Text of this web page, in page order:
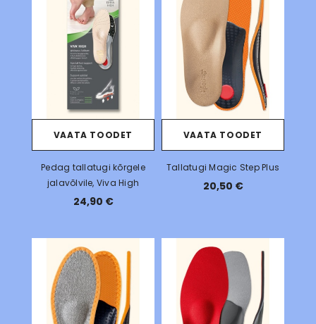
VAATA TOODET
Pedag tallatugi kõrgele
jalavõlvile, Viva High
24,90 €
VAATA TOODET
Tallatugi Magic Step Plus
20,50 €